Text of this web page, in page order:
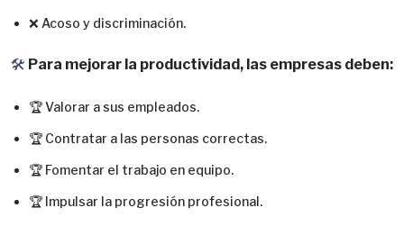
❌ Acoso y discriminación.
🛠️ Para mejorar la productividad, las empresas deben:
🏆 Valorar a sus empleados.
🏆 Contratar a las personas correctas.
🏆 Fomentar el trabajo en equipo.
🏆 Impulsar la progresión profesional.